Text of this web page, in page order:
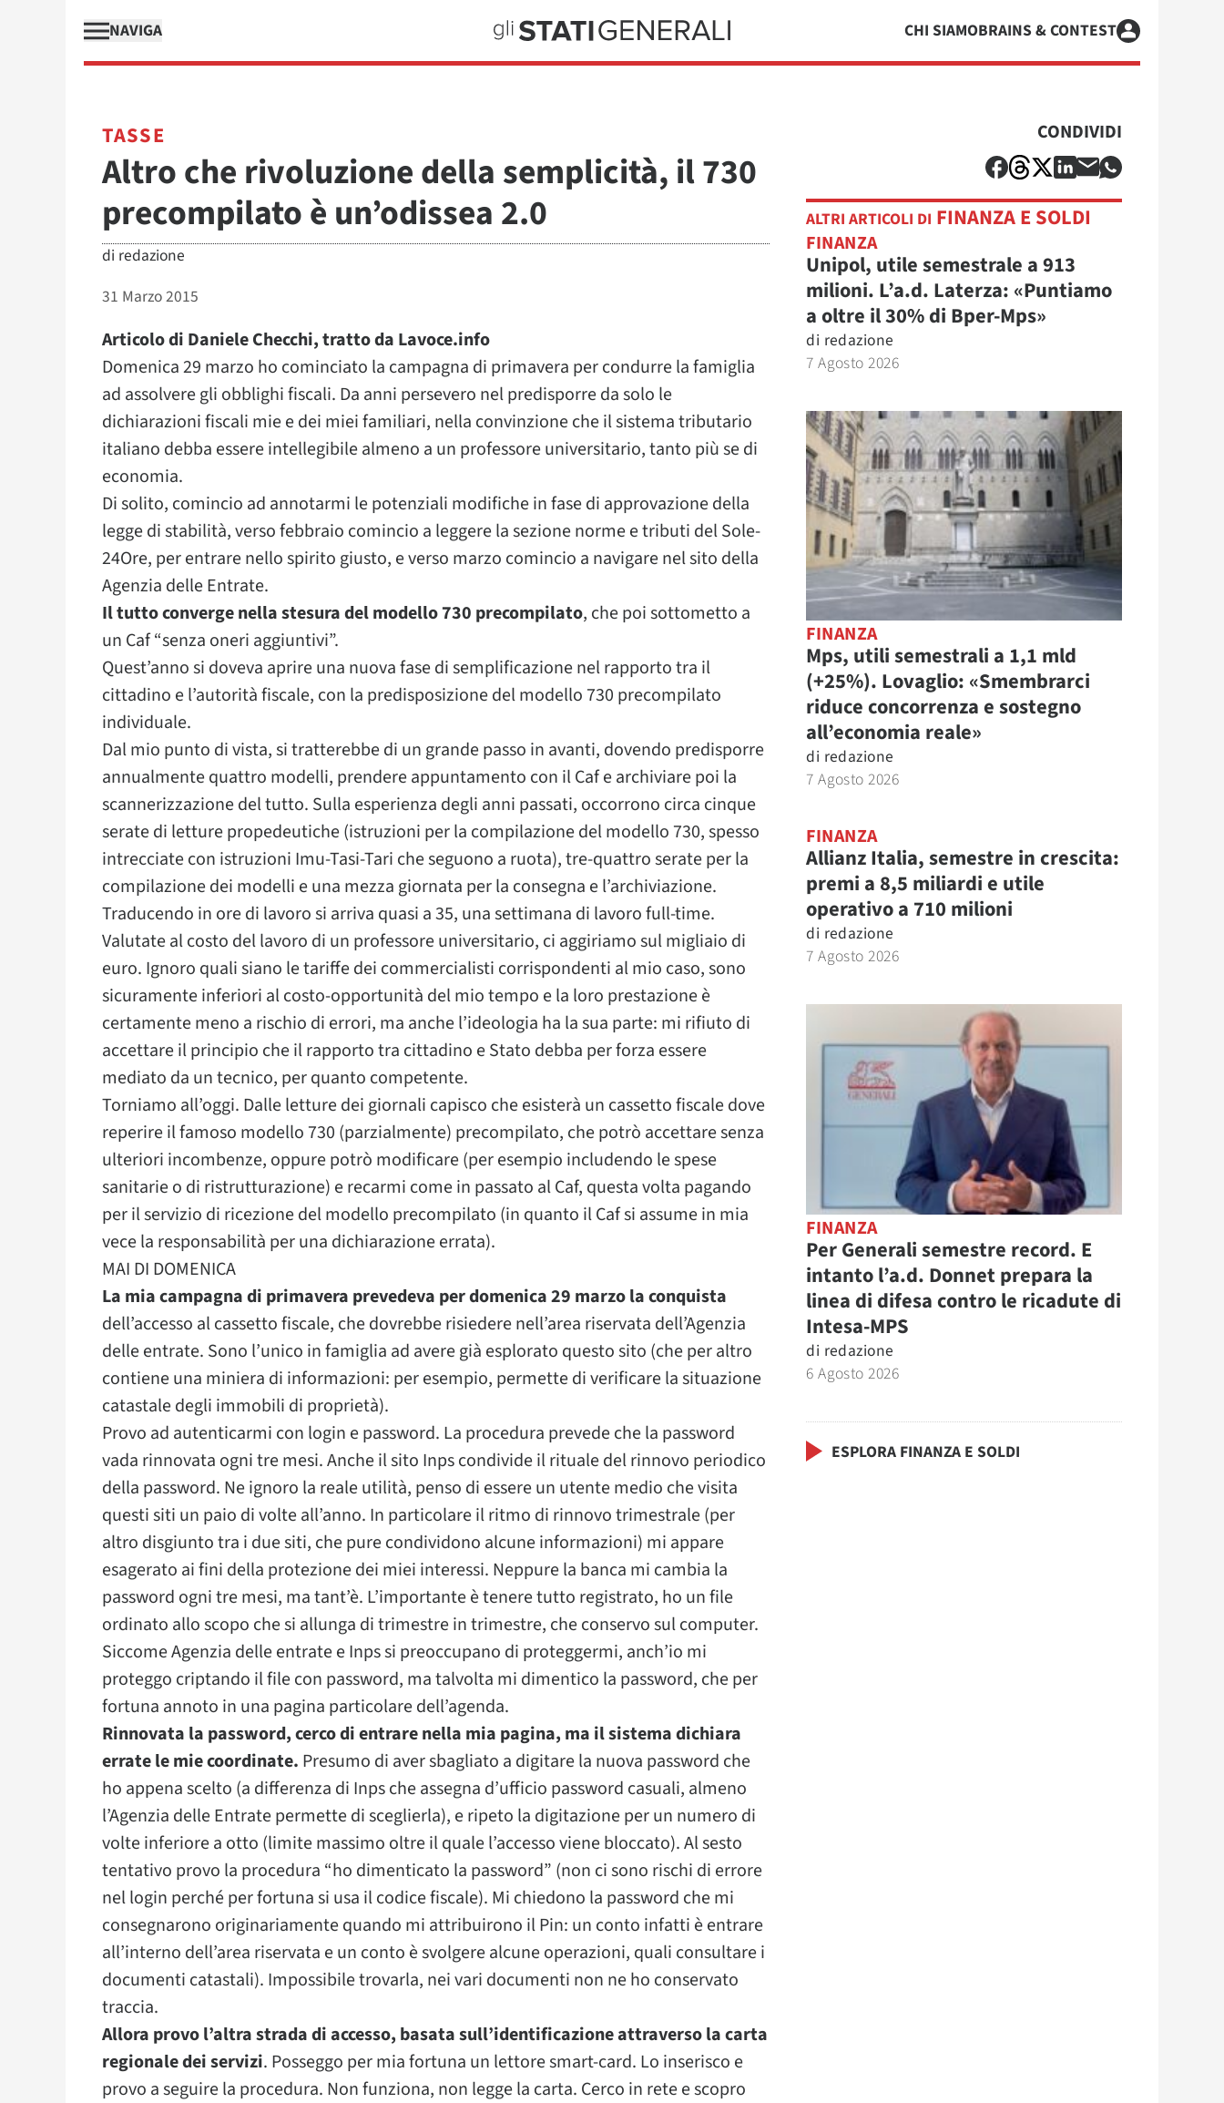
NAVIGA CHI SIAMOBRAINS & CONTEST
TASSE
Altro che rivoluzione della semplicità, il 730
precompilato è un’odissea 2.0
di redazione
31 Marzo 2015
Articolo di Daniele Checchi, tratto da Lavoce.info
Domenica 29 marzo ho cominciato la campagna di primavera per condurre la famiglia
ad assolvere gli obblighi fiscali. Da anni persevero nel predisporre da solo le
dichiarazioni fiscali mie e dei miei familiari, nella convinzione che il sistema tributario
italiano debba essere intellegibile almeno a un professore universitario, tanto più se di
economia.
Di solito, comincio ad annotarmi le potenziali modifiche in fase di approvazione della
legge di stabilità, verso febbraio comincio a leggere la sezione norme e tributi del Sole-
24Ore, per entrare nello spirito giusto, e verso marzo comincio a navigare nel sito della
Agenzia delle Entrate.
Il tutto converge nella stesura del modello 730 precompilato, che poi sottometto a
un Caf “senza oneri aggiuntivi”.
Quest’anno si doveva aprire una nuova fase di semplificazione nel rapporto tra il
cittadino e l’autorità fiscale, con la predisposizione del modello 730 precompilato
individuale.
Dal mio punto di vista, si tratterebbe di un grande passo in avanti, dovendo predisporre
annualmente quattro modelli, prendere appuntamento con il Caf e archiviare poi la
scannerizzazione del tutto. Sulla esperienza degli anni passati, occorrono circa cinque
serate di letture propedeutiche (istruzioni per la compilazione del modello 730, spesso
intrecciate con istruzioni Imu-Tasi-Tari che seguono a ruota), tre-quattro serate per la
compilazione dei modelli e una mezza giornata per la consegna e l’archiviazione.
Traducendo in ore di lavoro si arriva quasi a 35, una settimana di lavoro full-time.
Valutate al costo del lavoro di un professore universitario, ci aggiriamo sul migliaio di
euro. Ignoro quali siano le tariffe dei commercialisti corrispondenti al mio caso, sono
sicuramente inferiori al costo-opportunità del mio tempo e la loro prestazione è
certamente meno a rischio di errori, ma anche l’ideologia ha la sua parte: mi rifiuto di
accettare il principio che il rapporto tra cittadino e Stato debba per forza essere
mediato da un tecnico, per quanto competente.
Torniamo all’oggi. Dalle letture dei giornali capisco che esisterà un cassetto fiscale dove
reperire il famoso modello 730 (parzialmente) precompilato, che potrò accettare senza
ulteriori incombenze, oppure potrò modificare (per esempio includendo le spese
sanitarie o di ristrutturazione) e recarmi come in passato al Caf, questa volta pagando
per il servizio di ricezione del modello precompilato (in quanto il Caf si assume in mia
vece la responsabilità per una dichiarazione errata).
MAI DI DOMENICA
La mia campagna di primavera prevedeva per domenica 29 marzo la conquista
dell’accesso al cassetto fiscale, che dovrebbe risiedere nell’area riservata dell’Agenzia
delle entrate. Sono l’unico in famiglia ad avere già esplorato questo sito (che per altro
contiene una miniera di informazioni: per esempio, permette di verificare la situazione
catastale degli immobili di proprietà).
Provo ad autenticarmi con login e password. La procedura prevede che la password
vada rinnovata ogni tre mesi. Anche il sito Inps condivide il rituale del rinnovo periodico
della password. Ne ignoro la reale utilità, penso di essere un utente medio che visita
questi siti un paio di volte all’anno. In particolare il ritmo di rinnovo trimestrale (per
altro disgiunto tra i due siti, che pure condividono alcune informazioni) mi appare
esagerato ai fini della protezione dei miei interessi. Neppure la banca mi cambia la
password ogni tre mesi, ma tant’è. L’importante è tenere tutto registrato, ho un file
ordinato allo scopo che si allunga di trimestre in trimestre, che conservo sul computer.
Siccome Agenzia delle entrate e Inps si preoccupano di proteggermi, anch’io mi
proteggo criptando il file con password, ma talvolta mi dimentico la password, che per
fortuna annoto in una pagina particolare dell’agenda.
Rinnovata la password, cerco di entrare nella mia pagina, ma il sistema dichiara
errate le mie coordinate. Presumo di aver sbagliato a digitare la nuova password che
ho appena scelto (a differenza di Inps che assegna d’ufficio password casuali, almeno
l’Agenzia delle Entrate permette di sceglierla), e ripeto la digitazione per un numero di
volte inferiore a otto (limite massimo oltre il quale l’accesso viene bloccato). Al sesto
tentativo provo la procedura “ho dimenticato la password” (non ci sono rischi di errore
nel login perché per fortuna si usa il codice fiscale). Mi chiedono la password che mi
consegnarono originariamente quando mi attribuirono il Pin: un conto infatti è entrare
all’interno dell’area riservata e un conto è svolgere alcune operazioni, quali consultare i
documenti catastali). Impossibile trovarla, nei vari documenti non ne ho conservato
traccia.
Allora provo l’altra strada di accesso, basata sull’identificazione attraverso la carta
regionale dei servizi. Posseggo per mia fortuna un lettore smart-card. Lo inserisco e
provo a seguire la procedura. Non funziona, non legge la carta. Cerco in rete e scopro
CONDIVIDI
ALTRI ARTICOLI DI FINANZA E SOLDI
FINANZA
Unipol, utile semestrale a 913
milioni. L’a.d. Laterza: «Puntiamo
a oltre il 30% di Bper-Mps»
di redazione
7 Agosto 2026
FINANZA
Mps, utili semestrali a 1,1 mld
(+25%). Lovaglio: «Smembrarci
riduce concorrenza e sostegno
all’economia reale»
di redazione
7 Agosto 2026
FINANZA
Allianz Italia, semestre in crescita:
premi a 8,5 miliardi e utile
operativo a 710 milioni
di redazione
7 Agosto 2026
FINANZA
Per Generali semestre record. E
intanto l’a.d. Donnet prepara la
linea di difesa contro le ricadute di
Intesa-MPS
di redazione
6 Agosto 2026
ESPLORA FINANZA E SOLDI